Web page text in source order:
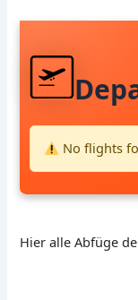
No flights
Hier alle Abfüge